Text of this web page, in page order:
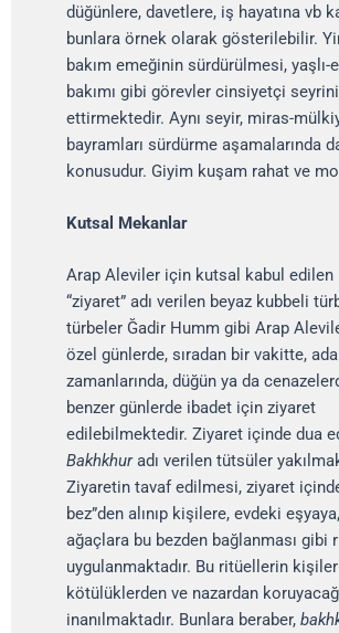
düğünlere, davetlere, iş hayatına vb
bunlara örnek olarak gösterilebilir.
bakım emeğinin sürdürülmesi,
bakımı gibi görevler cinsiyetçi
ettirmektedir. Aynı seyir, miras-
bayramları sürdürme aşamalarında
konusudur. Giyim kuşam rahat ve
Kutsal Mekanlar
Arap Aleviler için kutsal kabul edilen
“ziyaret” adı verilen beyaz kubbeli
türbeler Ğadir Humm gibi Arap
özel günlerde, sıradan bir vakitte,
zamanlarında, düğün ya da
benzer günlerde ibadet için ziyaret
edilebilmektedir. Ziyaret içinde dua
Bakhkhuradı verilen tütsüler
Ziyaretin tavaf edilmesi, ziyaret
bez”den alınıp kişilere, evdeki
ağaçlara bu bezden bağlanması gibi
uygulanmaktadır. Bu ritüellerin
kötülüklerden ve nazardan
inanılmaktadır. Bunlara beraber,